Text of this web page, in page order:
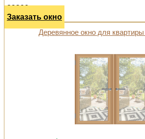
29300 р.
Заказать окно
Деревянное окно для